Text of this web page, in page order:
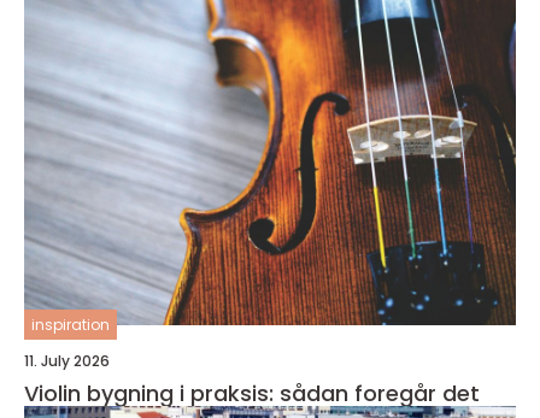
inspiration
11. July 2026
Violin bygning i praksis: sådan foregår det